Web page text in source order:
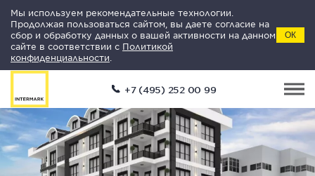
Мы используем рекомендательные технологии.
Продолжая пользоваться сайтом, вы даете согласие на
сбор и обработку данных о вашей активности на данном
сайте в соответствии с Политикой
конфиденциальности
ОК
+7 (495) 252 00 99